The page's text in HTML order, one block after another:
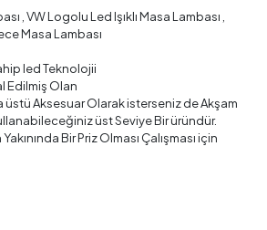
, VW Logolu Led Işıklı Masa Lambası ,
Masa Lambası
led Teknolojii
Edilmiş Olan
Aksesuar Olarak isterseniz de Akşam
üst Seviye Bir üründür.
Bir Priz Olması Çalışması için